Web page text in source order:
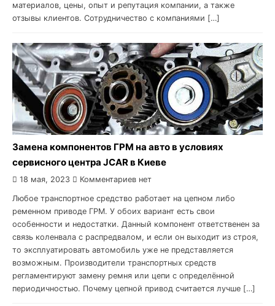
материалов, цены, опыт и репутация компании, а также
отзывы клиентов. Сотрудничество с компаниями […]
Замена компонентов ГРМ на авто в условиях
сервисного центра JCAR в Киеве
18 мая, 2023 Комментариев нет
Любое транспортное средство работает на цепном либо
ременном приводе ГРМ. У обоих вариант есть свои
особенности и недостатки. Данный компонент ответственен за
связь коленвала с распредвалом, и если он выходит из строя,
то эксплуатировать автомобиль уже не представляется
возможным. Производители транспортных средств
регламентируют замену ремня или цепи с определённой
периодичностью. Почему цепной привод считается лучше […]